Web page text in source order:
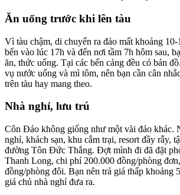
Ăn uống trước khi lên tàu
Vì tàu chậm, di chuyển ra đảo mất khoảng
bến vào lúc 17h và đến nơi tầm 7h hôm sau,
ăn, thức uống. Tại các bến cảng đều có bán
vụ nước uống và mì tôm, nên bạn cần cân
trên tàu hay mang theo.
Nhà nghỉ, lưu trú
Côn Đảo không giống như một vài đảo khác.
nghỉ, khách sạn, khu cắm trại, resort đầy rẫy,
đường Tôn Đức Thắng. Đợt mình đi đã đặt
Thanh Long, chi phí 200.000 đồng/phòng
đồng/phòng đôi. Bạn nên trả giá thấp khoảng
giá chủ nhà nghỉ đưa ra.